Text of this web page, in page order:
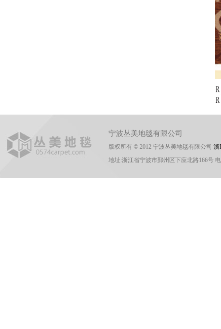
宁波丛美地毯有限公司
版权所有 © 2012 宁波丛美地毯有限公司 浙
地址:浙江省宁波市鄞州区下应北路166号 电